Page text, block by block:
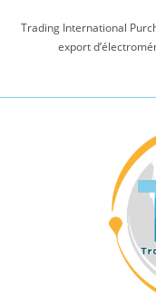
Trading International
export